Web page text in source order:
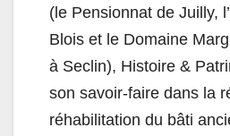
(le Pensionnat de Juilly,
Blois et le Domaine
à Seclin), Histoire &
son savoir-faire dans la
réhabilitation du bâti